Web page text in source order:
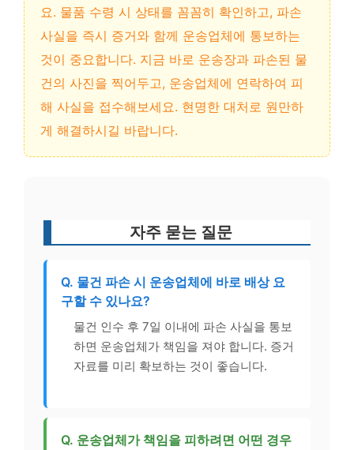
요. 물품 수령 시 상태를 꼼꼼히 확인하고, 파손
사실을 즉시 증거와 함께 운송업체에 통보하는
것이 중요합니다. 지금 바로 운송장과 파손된 물
건의 사진을 찍어두고, 운송업체에 연락하여 피
해 사실을 접수해보세요. 현명한 대처로 원만하
게 해결하시길 바랍니다.
자주 묻는 질문
Q. 물건 파손 시 운송업체에 바로 배상 요
구할 수 있나요?
물건 인수 후 7일 이내에 파손 사실을 통보
하면 운송업체가 책임을 져야 합니다. 증거
자료를 미리 확보하는 것이 좋습니다.
Q. 운송업체가 책임을 피하려면 어떤 경우